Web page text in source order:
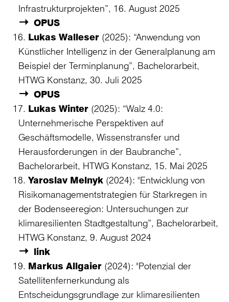
Infrastrukturprojekten”, 16. August 2025
OPUS
Lukas Walleser (2025): “Anwendung von
Künstlicher Intelligenz in der Generalplanung am
Beispiel der Terminplanung”, Bachelorarbeit,
HTWG Konstanz, 30. Juli 2025
OPUS
Lukas Winter (2025): “Walz 4.0:
Unternehmerische Perspektiven auf
Geschäftsmodelle, Wissenstransfer und
Herausforderungen in der Baubranche”,
Bachelorarbeit, HTWG Konstanz, 15. Mai 2025
Yaroslav Melnyk (2024): "Entwicklung von
Risikomanagementstrategien für Starkregen in
der Bodenseeregion: Untersuchungen zur
klimaresilienten Stadtgestaltung”, Bachelorarbeit,
HTWG Konstanz, 9. August 2024
link
Markus Allgaier (2024): "Potenzial der
Satellitenfernerkundung als
Entscheidungsgrundlage zur klimaresilienten